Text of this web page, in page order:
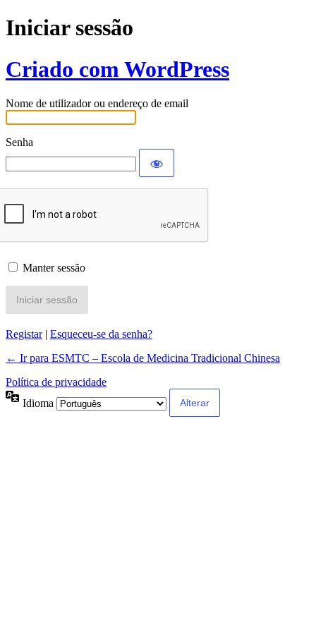
Iniciar sessão
Criado com WordPress
Nome de utilizador ou endereço de email
Senha
Manter sessão
Registar| Esqueceu-se da senha?
← Ir para ESMTC – Escola de Medicina Tradicional Chinesa
Política de privacidade
Idioma